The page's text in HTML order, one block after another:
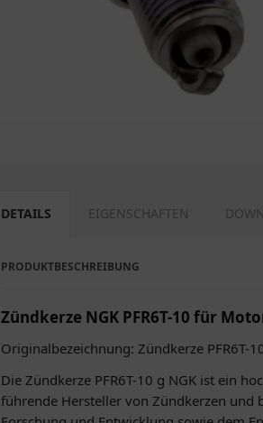
DETAILS EIGENSCHAFTEN
PRODUKTBESCHREIBUNG
Zündkerze NGK PFR6T-10 für
Originalbezeichnung: Zündkerze PFR6T-
Die Zündkerze PFR6T-10 g NGK ist ein
führende Hersteller von Zündkerzen